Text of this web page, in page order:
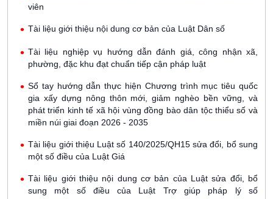
viên
Tài liệu giới thiệu nội dung cơ bản của Luật Dân số
Tài liệu nghiệp vụ hướng dẫn đánh giá, công nhận xã,
phường, đặc khu đạt chuẩn tiếp cận pháp luật
Sổ tay hướng dẫn thực hiện Chương trình mục tiêu quốc
gia xấy dựng nông thôn mới, giảm nghèo bền vững, và
phát triển kinh tế xã hội vùng đồng bào dân tộc thiểu số và
miền núi giai đoạn 2026 - 2035
Tài liệu giới thiệu Luật số 140/2025/QH15 sửa đổi, bổ sung
một số điều của Luật Giá
Tài liệu giới thiệu nội dung cơ bản của Luật sửa đổi, bổ
sung một số điều của Luật Trợ giúp pháp lý số